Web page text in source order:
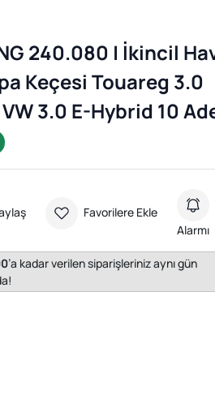
240.080 | İkincil
Keçesi Touareg 3.0
3.0 E-Hybrid 10
Favorilere Ekle
Alarmı
’a kadar verilen siparişleriniz aynı gün